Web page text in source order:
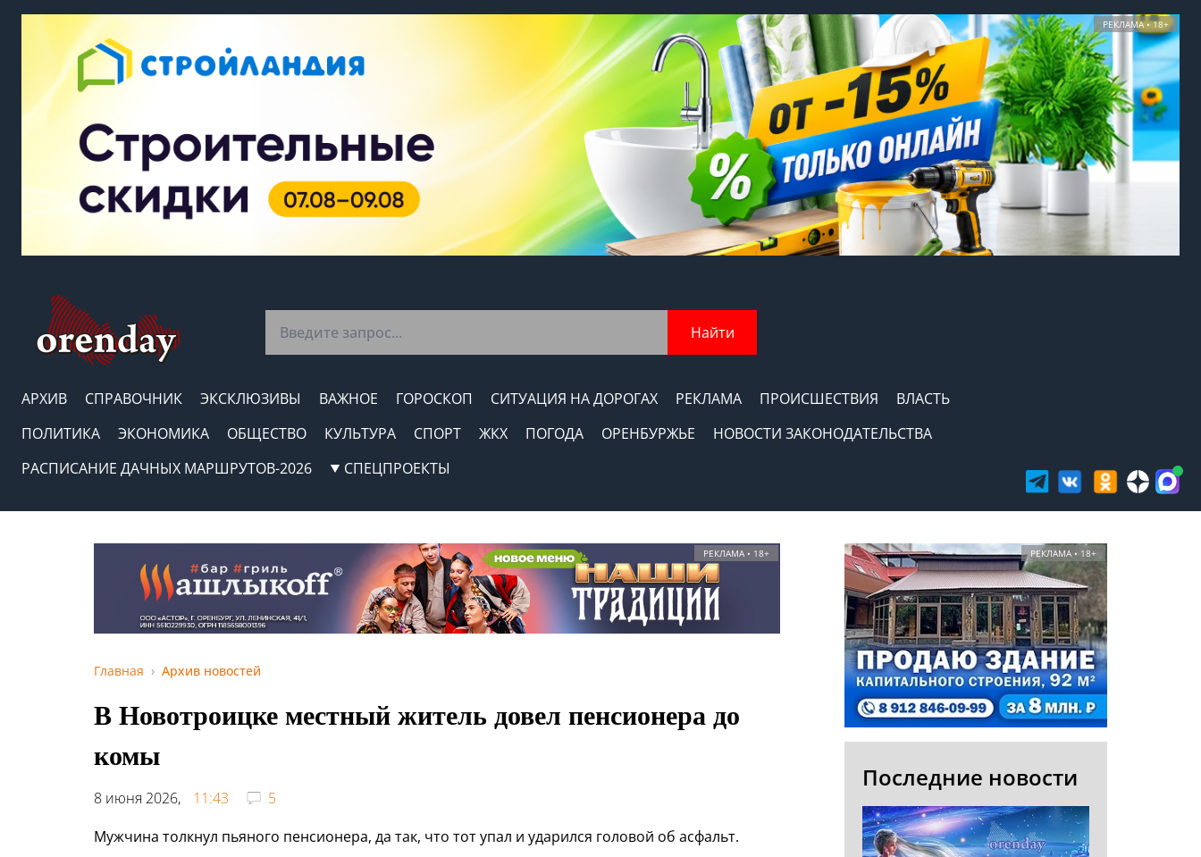
РЕКЛАМА • 18+
Найти
АРХИВ СПРАВОЧНИК ЭКСКЛЮЗИВЫ ВАЖНОЕ ГОРОСКОП СИТУАЦИЯ НА ДОРОГАХ РЕКЛАМА ПРОИСШЕСТВИЯ
ВЛАСТЬ
ПОЛИТИКА
ЭКОНОМИКА ОБЩЕСТВО КУЛЬТУРА СПОРТ ЖКХ ПОГОДА ОРЕНБУРЖЬЕ
НОВОСТИ ЗАКОНОДАТЕЛЬСТВА
РАСПИСАНИЕ ДАЧНЫХ МАРШРУТОВ-2026
СПЕЦПРОЕКТЫ
РЕКЛАМА • 18+
Главная Архив новостей
В Новотроицке местный житель довел пенсионера до
комы
8 июня 2026, 11:43
5
Мужчина толкнул пьяного пенсионера, да так, что тот упал и ударился головой об асфальт.
РЕКЛАМА • 18+
Последние новости